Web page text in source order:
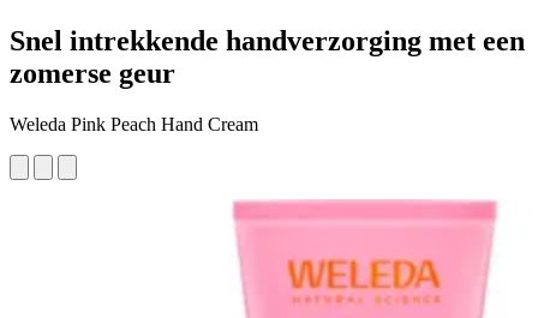
Snel intrekkende handverzorging met een
zomerse geur
Weleda Pink Peach Hand Cream